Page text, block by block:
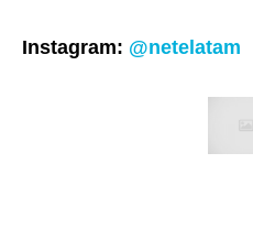
Instagram: @netelatam